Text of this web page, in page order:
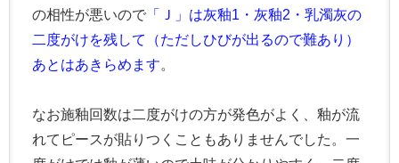
の相性が悪いので 「Ｊ」は灰釉1・灰釉2・乳濁灰の
二度がけを残して（ただしひびが出るので難あり）
あとはあきらめます。
なお施釉回数は二度がけの方が発色がよく、釉が流
れてピースが貼りつくこともありませんでした。一